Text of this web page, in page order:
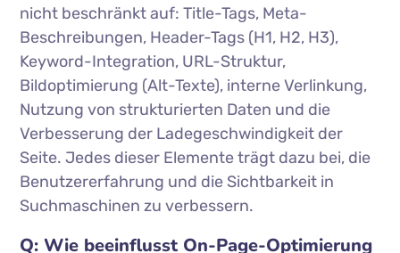
nicht beschränkt auf: Title-Tags, Meta-
Beschreibungen, Header-Tags (H1, H2, H3),
Keyword-Integration, URL-Struktur,
Bildoptimierung (Alt-Texte), interne Verlinkung,
Nutzung von strukturierten Daten und die
Verbesserung der Ladegeschwindigkeit der
Seite. Jedes dieser Elemente trägt dazu bei, die
Benutzererfahrung und die Sichtbarkeit in
Suchmaschinen zu verbessern.
Q: Wie beeinflusst On-Page-Optimierung